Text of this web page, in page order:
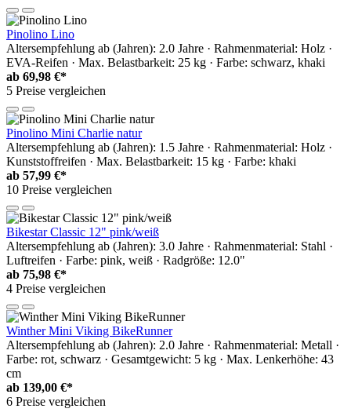
Pinolino Lino
Altersempfehlung ab (Jahren): 2.0 Jahre · Rahmenmaterial: Holz ·
EVA-Reifen · Max. Belastbarkeit: 25 kg · Farbe: schwarz, khaki
ab 69,98 €*
5 Preise vergleichen
Pinolino Mini Charlie natur
Altersempfehlung ab (Jahren): 1.5 Jahre · Rahmenmaterial: Holz ·
Kunststoffreifen · Max. Belastbarkeit: 15 kg · Farbe: khaki
ab 57,99 €*
10 Preise vergleichen
Bikestar Classic 12" pink/weiß
Altersempfehlung ab (Jahren): 3.0 Jahre · Rahmenmaterial: Stahl ·
Luftreifen · Farbe: pink, weiß · Radgröße: 12.0"
ab 75,98 €*
4 Preise vergleichen
Winther Mini Viking BikeRunner
Altersempfehlung ab (Jahren): 2.0 Jahre · Rahmenmaterial: Metall ·
Farbe: rot, schwarz · Gesamtgewicht: 5 kg · Max. Lenkerhöhe: 43
cm
ab 139,00 €*
6 Preise vergleichen